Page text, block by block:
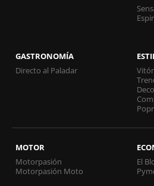
GASTRONOMÍA
Directo al Paladar
MOTOR
Motorpasión
Motorpasión Moto
El